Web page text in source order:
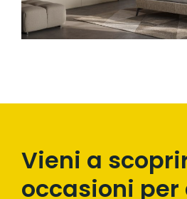
Vieni a
occasioni